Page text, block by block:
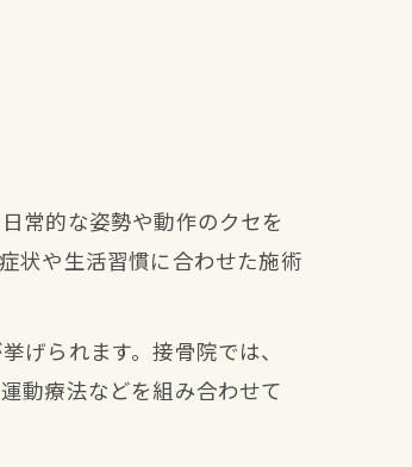
常的な姿勢や動作のクセを
状や生活習慣に合わせた施術
げられます。接骨院では、
動療法などを組み合わせて